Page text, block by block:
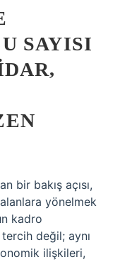
SAYISI
bir bakış açısı,
yönelmek
kadro
değil; aynı
ilişkileri,